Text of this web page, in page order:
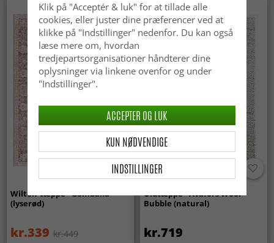
Wilton-tæppe - Gombalia
(lyserød)
kr.339 kr.449
Uldtæppe - Avafors Wool
Bubble (natural)
kr.719
Klik på "Acceptér & luk" for at tillade alle
cookies, eller juster dine præferencer ved at
klikke på "Indstillinger" nedenfor. Du kan også
læse mere om, hvordan
tredjepartsorganisationer håndterer dine
oplysninger via linkene ovenfor og under
"Indstillinger".
INDSTILLINGER
KUN NØDVENDIGE
ACCEPTER OG LUK